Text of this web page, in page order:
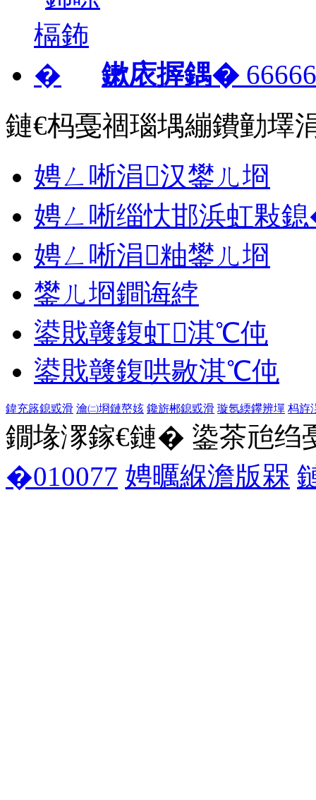
鏉庡搱鍝�
鏈€杩戞祻瑙堣繃鐨勭墿
娉ㄥ唽涓汉鐢ㄦ埛
娉ㄥ唽缁忕邯浜虹敤
娉ㄥ唽涓粙鐢ㄦ埛
鐢ㄦ埛鐧诲綍
鍙戝竷鍑虹淇℃伅
鍙戝竷鍑哄敭淇℃伅
鍏充簬鎴戜滑 瀹㈡埛鏈嶅姟 鑱旂郴鎴戜滑 璇氬緛鑻辨墠 杩斿
鐗堟潈鎵€鏈� 鍌茶兘绉
�010077 娉曞緥澹版槑